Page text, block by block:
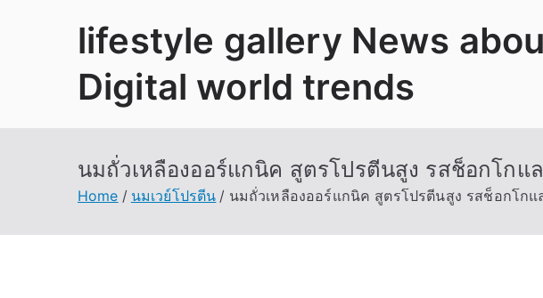
lifestyle gallery News
Digital world trends
นมถั่วเหลืองออร์แกนิค สูตรโปรตีนสูง รสช็อกโก
Home นมเวย์โปรตีน นมถั่วเหลืองออร์แกนิค สูตรโปรตีนสูง รสช็อกโก